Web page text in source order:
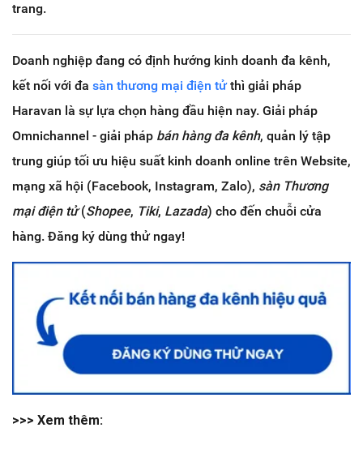
trang.
Doanh nghiệp đang có định hướng kinh doanh đa kênh,
kết nối với đa sàn thương mại điện tửthì giải pháp
Haravan là sự lựa chọn hàng đầu hiện nay. Giải pháp
Omnichannel - giải pháp bán hàng đa kênh, quản lý tập
trung giúp tối ưu hiệu suất kinh doanh online trên Website,
mạng xã hội (Facebook, Instagram, Zalo), sàn Thương
mại điện tử(Shopee, Tiki, Lazada) cho đến chuỗi cửa
hàng. Đăng ký dùng thử ngay!
>>> Xem thêm: